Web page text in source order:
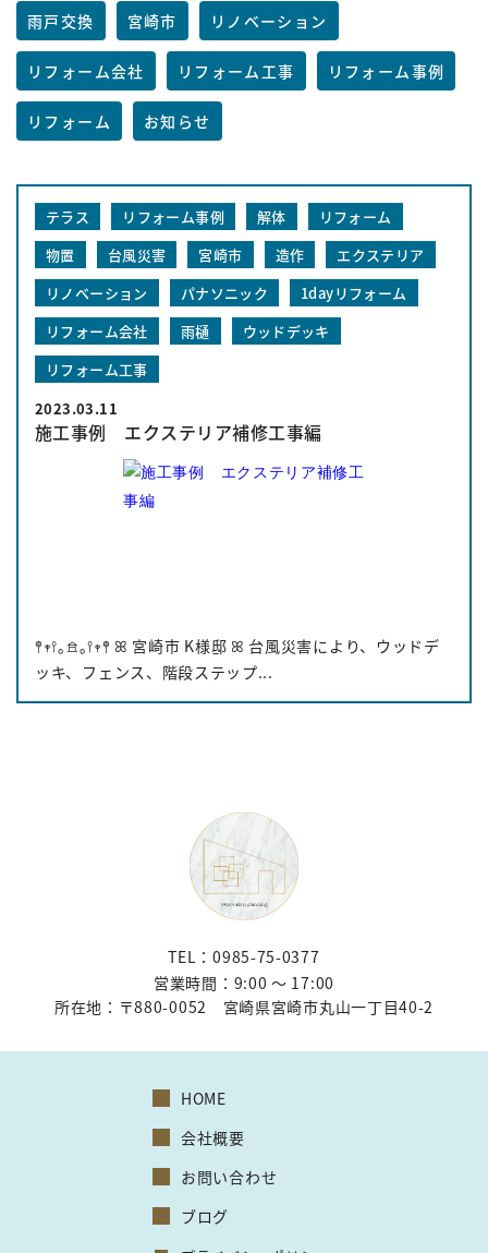
雨戸交換 宮崎市 リノベーション
リフォーム会社 リフォーム工事 リフォーム事例
リフォーム お知らせ
テラス リフォーム事例 解体
リフォーム
物置
台風災害 宮崎市 造作
エクステリア
リノベーション
パナソニック
1dayリフォーム
リフォーム会社
雨樋
ウッドデッキ
リフォーム工事
2023.03.11
施工事例 エクステリア補修工事編
𖤣𖥧𖥣｡𖠿｡𖥣𖥧𖤣 ꕤ 宮崎市 K様邸 ꕤ 台風災害により、ウッドデ
ッキ、フェンス、階段ステップ...
TEL：0985-75-0377
営業時間：9:00 〜 17:00
所在地： 〒880-0052 宮崎県宮崎市丸山一丁目40-2
HOME
会社概要
お問い合わせ
ブログ